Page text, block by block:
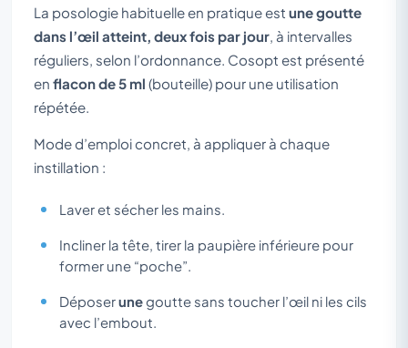
La posologie habituelle en pratique est une goutte
dans l’œil atteint, deux fois par jour , à intervalles
réguliers, selon l’ordonnance. Cosopt est présenté
en flacon de 5 ml (bouteille) pour une utilisation
répétée.
Mode d’emploi concret, à appliquer à chaque
instillation :
Laver et sécher les mains.
Incliner la tête, tirer la paupière inférieure pour
former une “poche”.
Déposerunegoutte sans toucher l’œil ni les cils
avec l’embout.